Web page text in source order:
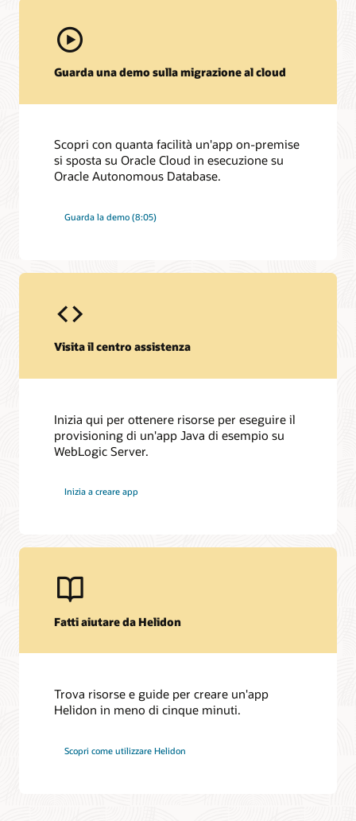
Guarda una demo sulla migrazione al cloud
Scopri con quanta facilità un'app on-premise
si sposta su Oracle Cloud in esecuzione su
Oracle Autonomous Database.
Guarda la demo (8:05)
Visita il centro assistenza
Inizia qui per ottenere risorse per eseguire il
provisioning di un'app Java di esempio su
WebLogic Server.
Inizia a creare app
Fatti aiutare da Helidon
Trova risorse e guide per creare un'app
Helidon in meno di cinque minuti.
Scopri come utilizzare Helidon